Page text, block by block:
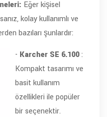
Eğer kişisel
kolay kullanımlı ve
bazıları şunlardır:
- Karcher SE 6.100:
Kompakt tasarımı ve
basit kullanım
özellikleri ile popüler
bir seçenektir.